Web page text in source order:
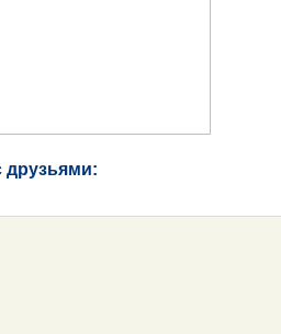
друзьями: